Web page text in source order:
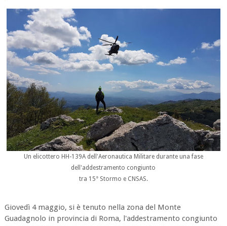
Un elicottero HH-139A dell'Aeronautica Militare durante una fase
dell'addestramento congiunto
tra 15° Stormo e CNSAS.
Giovedì 4 maggio, si è tenuto nella zona del Monte
Guadagnolo in provincia di Roma, l'addestramento congiunto